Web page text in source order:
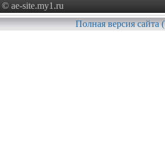
© ae-site.my1.ru
Полная версия сайта